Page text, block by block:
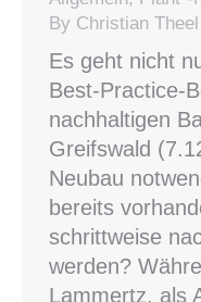
By Christian Theel
Es geht nicht
Best-Practice-
nachhaltigen
Greifswald
Neubau
bereits
schrittweise
werden?
Lammertz, als